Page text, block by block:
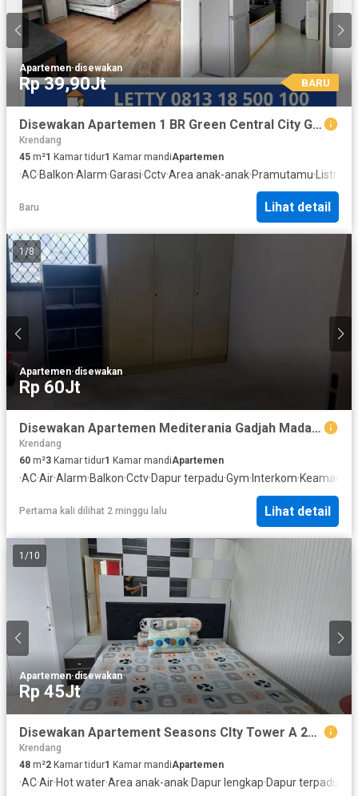
Apartemen·disewakan
Rp 39,90Jt BARU
Disewakan Apartemen 1 BR Green Central City Gajah Mada Jakarta Pusat
Krendang
45 m²1 Kamar tidur1 Kamar mandiApartemen
·AC·Balkon·Alarm·Garasi·Cctv·Area anak-anak·Pramutamu· Listrik
Baru Lihat detail
1/8
Apartemen·disewakan
Rp 60Jt
Disewakan Apartemen Mediterania Gadjah Mada Kota
Krendang
60 m²3 Kamar tidur1 Kamar mandiApartemen
·AC·Air·Alarm·Balkon·Cctv·Dapur terpadu·Gym· Interkom·Keamanan
Pertama kali dilihat 2 minggu lalu Lihat detail
1 /10
Apartemen·disewakan
Rp 45Jt
Disewakan Apartement Seasons CIty Tower A 2br lantai 11 Bagus
Krendang
48 m²2 Kamar tidur1 Kamar mandiApartemen
·AC·Air·Hot water·Area anak-anak·Dapur lengkap·Dapur terpadu